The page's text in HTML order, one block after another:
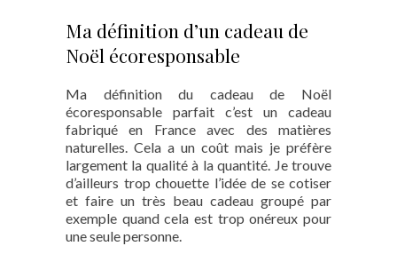
Ma définition d’un cadeau de
Noël écoresponsable
Ma définition du cadeau de Noël
écoresponsable parfait c’est un cadeau
fabriqué en France avec des matières
naturelles. Cela a un coût mais je préfère
largement la qualité à la quantité. Je trouve
d’ailleurs trop chouette l’idée de se cotiser
et faire un très beau cadeau groupé par
exemple quand cela est trop onéreux pour
une seule personne.